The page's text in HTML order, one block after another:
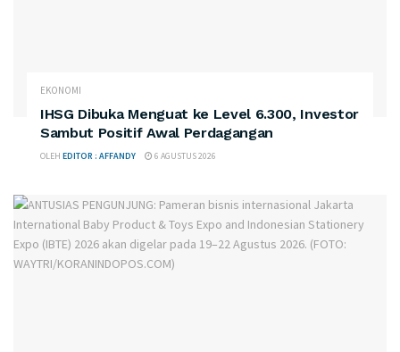
EKONOMI
IHSG Dibuka Menguat ke Level 6.300, Investor
Sambut Positif Awal Perdagangan
OLEH EDITOR : AFFANDY 6 AGUSTUS 2026